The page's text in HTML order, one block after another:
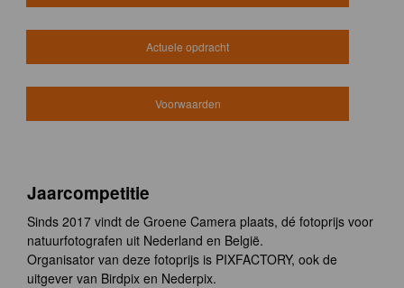
Actuele opdracht
Voorwaarden
Jaarcompetitie
Sinds 2017 vindt de Groene Camera plaats, dé fotoprijs voor
natuurfotografen uit Nederland en België.
Organisator van deze fotoprijs is PIXFACTORY, ook de
uitgever van Birdpix en Nederpix.